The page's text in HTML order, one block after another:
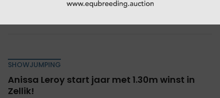
SHOWJUMPING
Anissa Leroy start jaar met 1.30m winst in
Zellik!